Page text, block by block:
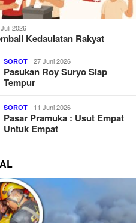
2026
Kedaulatan Rakyat
SOROT 27 Juni 2026
Pasukan Roy Suryo Siap
Tempur
SOROT 11 Juni 2026
Pasar Pramuka : Usut Empat
Untuk Empat